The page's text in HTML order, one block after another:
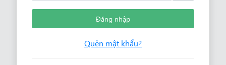
Đăng nhập
Quên mật khẩu?